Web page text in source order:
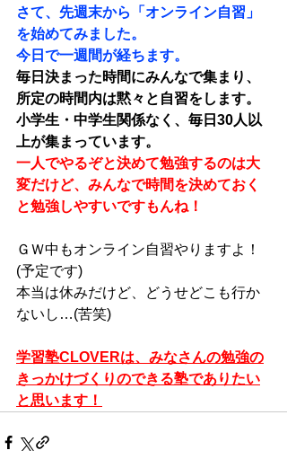
さて、先週末から「オンライン自習」
を始めてみました。
今日で一週間が経ちます。
毎日決まった時間にみんなで集まり、
所定の時間内は黙々と自習をします。
小学生・中学生関係なく、毎日30人以
上が集まっています。
一人でやるぞと決めて勉強するのは大
変だけど、みんなで時間を決めておく
と勉強しやすいですもんね！
ＧＷ中もオンライン自習やりますよ！
(予定です)
本当は休みだけど、どうせどこも行か
ないし…(苦笑)
学習塾CLOVERは、みなさんの勉強の
きっかけづくりのできる塾でありたい
と思います！